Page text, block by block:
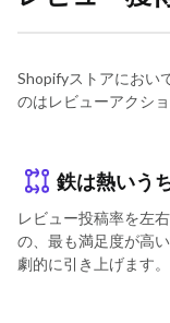
Shopifyストアにおい
のはレビューアクシ
鉄は熱いう
レビュー投稿率を左
の、最も満足度が高
劇的に引き上げます。